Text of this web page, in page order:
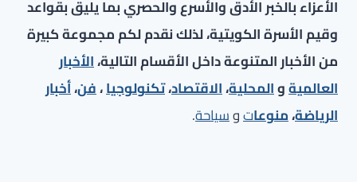
الأعزاء بالخبر الأدق والأسرع والحصري بما يليق بقواعد
وقيم الأسرة الكويتية، لذلك نقدم لكم مجموعة كبيرة
من الأخبار المتنوعة داخل الأقسام التالية،الأخبار
العالميةوالمحلية،الاقتصاد،تكنولوجيا،فن،أخبار
الرياضة،منوعاتوسياحة.